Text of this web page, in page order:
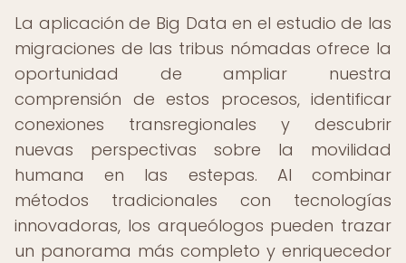
La aplicación de Big Data en el estudio de las
migraciones de las tribus nómadas ofrece la
oportunidad de ampliar nuestra
comprensión de estos procesos, identificar
conexiones transregionales y descubrir
nuevas perspectivas sobre la movilidad
humana en las estepas. Al combinar
métodos tradicionales con tecnologías
innovadoras, los arqueólogos pueden trazar
un panorama más completo y enriquecedor